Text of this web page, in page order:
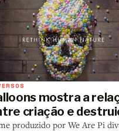
mostra a
criação e
produzido por We Are Pi